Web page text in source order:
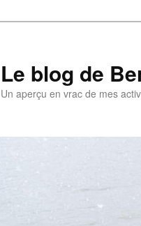
Le blog de
Un aperçu en vrac de mes